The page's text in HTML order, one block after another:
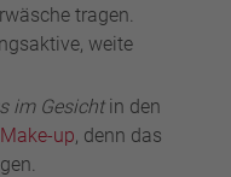
tragen.
weite
im Gesicht in den
Make-up, denn das